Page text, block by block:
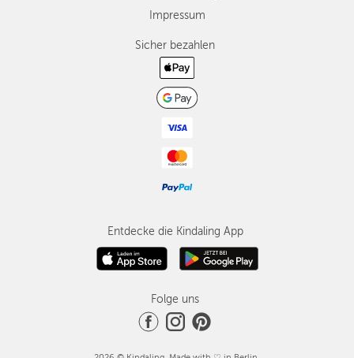
Impressum
Sicher bezahlen
Entdecke die Kindaling App
Folge uns